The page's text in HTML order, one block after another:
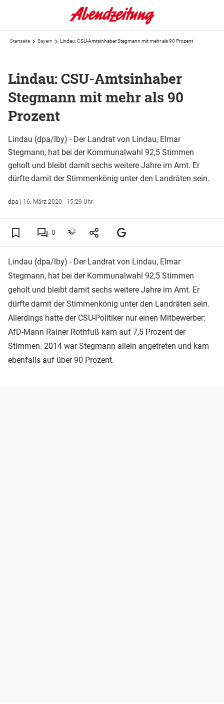
Startseite Bayern Lindau: CSU-Amtsinhaber Stegmann mit mehr als 90 Prozent
Lindau: CSU-Amtsinhaber
Stegmann mit mehr als 90
Prozent
Lindau (dpa/lby) - Der Landrat von Lindau, Elmar
Stegmann, hat bei der Kommunalwahl 92,5 Stimmen
geholt und bleibt damit sechs weitere Jahre im Amt. Er
dürfte damit der Stimmenkönig unter den Landräten sein.
dpa | 16. März 2020 - 15:29 Uhr
0
Lindau (dpa/lby) - Der Landrat von Lindau, Elmar
Stegmann, hat bei der Kommunalwahl 92,5 Stimmen
geholt und bleibt damit sechs weitere Jahre im Amt. Er
dürfte damit der Stimmenkönig unter den Landräten sein.
Allerdings hatte der CSU-Politiker nur einen Mitbewerber:
AfD-Mann Rainer Rothfuß kam auf 7,5 Prozent der
Stimmen. 2014 war Stegmann allein angetreten und kam
ebenfalls auf über 90 Prozent.